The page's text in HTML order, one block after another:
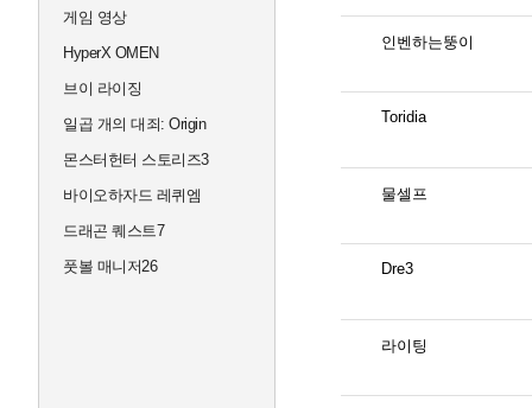
게임 영상
HyperX OMEN
브이 라이징
일곱 개의 대죄: Origin
몬스터헌터 스토리즈3
바이오하자드 레퀴엠
드래곤 퀘스트7
풋볼 매니저26
인벤하는뚱이
Toridia
물셀프
Dre3
라이팅